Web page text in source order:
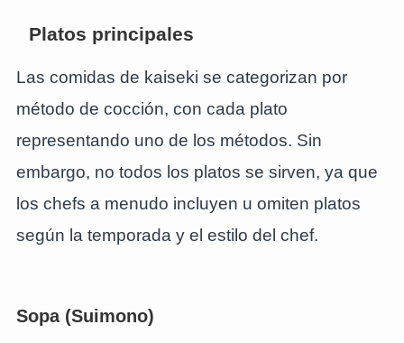
Platos principales
Las comidas de kaiseki se categorizan por
método de cocción, con cada plato
representando uno de los métodos. Sin
embargo, no todos los platos se sirven, ya que
los chefs a menudo incluyen u omiten platos
según la temporada y el estilo del chef.
Sopa (Suimono)